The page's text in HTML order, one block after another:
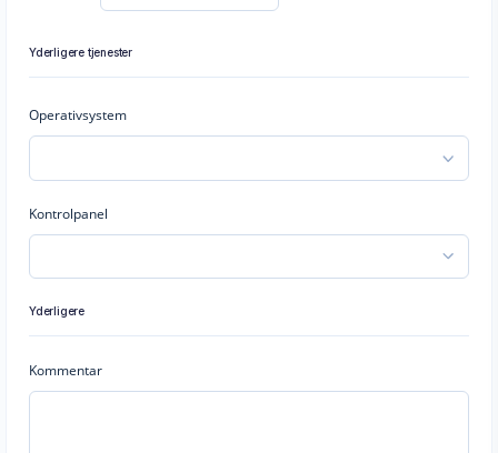
Yderligere tjenester
Operativsystem
Kontrolpanel
Yderligere
Kommentar